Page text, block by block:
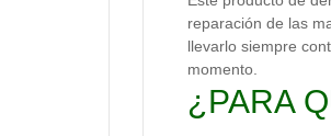
reparación de las
llevarlo siempre
momento.
¿PARA